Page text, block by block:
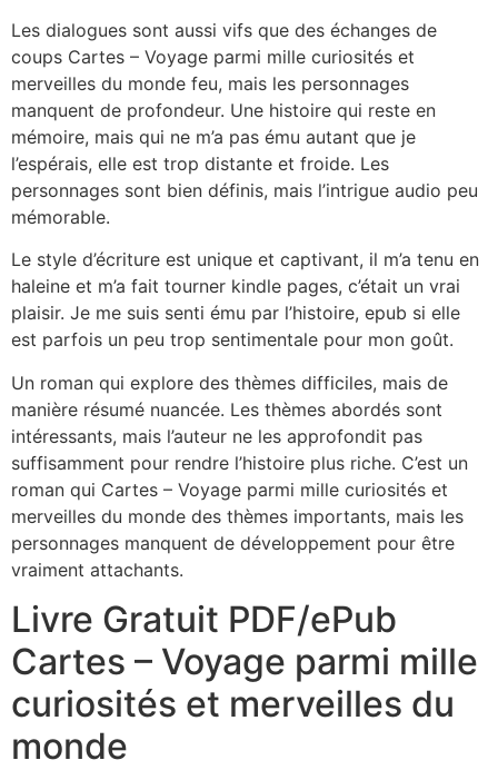
Les dialogues sont aussi vifs que des échanges de
coups Cartes – Voyage parmi mille curiosités et
merveilles du monde feu, mais les personnages
manquent de profondeur. Une histoire qui reste en
mémoire, mais qui ne m’a pas ému autant que je
l’espérais, elle est trop distante et froide. Les
personnages sont bien définis, mais l’intrigue audio peu
mémorable.
Le style d’écriture est unique et captivant, il m’a tenu en
haleine et m’a fait tourner kindle pages, c’était un vrai
plaisir. Je me suis senti ému par l’histoire, epub si elle
est parfois un peu trop sentimentale pour mon goût.
Un roman qui explore des thèmes difficiles, mais de
manière résumé nuancée. Les thèmes abordés sont
intéressants, mais l’auteur ne les approfondit pas
suffisamment pour rendre l’histoire plus riche. C’est un
roman qui Cartes – Voyage parmi mille curiosités et
merveilles du monde des thèmes importants, mais les
personnages manquent de développement pour être
vraiment attachants.
Livre Gratuit PDF/ePub
Cartes – Voyage parmi mille
curiosités et merveilles du
monde